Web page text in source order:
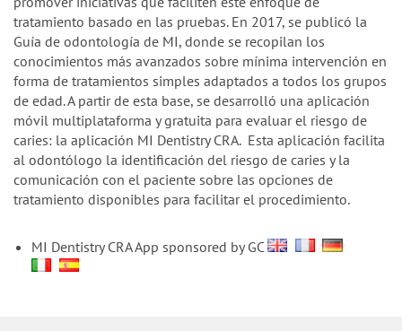
tratamiento basado en las pruebas. En 2017, se publicó la
Guía de odontología de MI, donde se recopilan los
conocimientos más avanzados sobre mínima intervención en
forma de tratamientos simples adaptados a todos los grupos
de edad. A partir de esta base, se desarrolló una aplicación
móvil multiplataforma y gratuita para evaluar el riesgo de
caries: la aplicación MI Dentistry CRA. Esta aplicación facilita
al odontólogo la identificación del riesgo de caries y la
comunicación con el paciente sobre las opciones de
tratamiento disponibles para facilitar el procedimiento.
MI Dentistry CRA App sponsored by GC